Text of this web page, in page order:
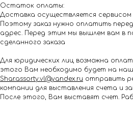
Остаток оплаты:
Доставка осуществляется сервисом
Поэтому заказ нужно оплатить
адрес. Перед этим мы вышлем вам в
сделанного заказа
Для юридических лиц возможна
этого Вам необходимо будет на
Shar.assorty.vl@yandex.ru отправить
компании для выставления счета и
После этого, Вам выставят счет.